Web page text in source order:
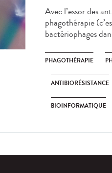
Avec l’essor des
phagothérapie
bactériophages
PHAGOTHÉRAPIE
ANTIBIORÉSISTANCE
BIOINFORMATIQUE